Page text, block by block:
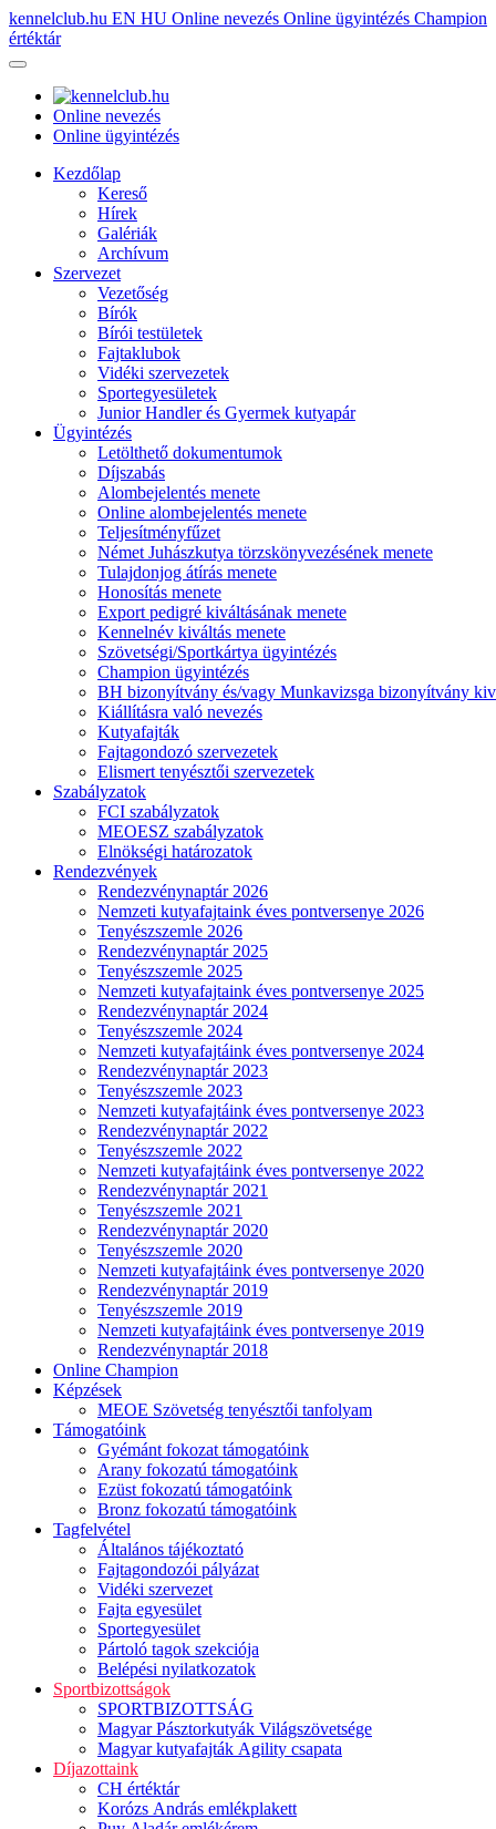
kennelclub.hu EN HU Online nevezés Online ügyintézés Champion
értéktár
Online nevezés
Online ügyintézés
Kezdőlap
Kereső
Hírek
Galériák
Archívum
Szervezet
Vezetőség
Bírók
Bírói testületek
Fajtaklubok
Vidéki szervezetek
Sportegyesületek
Junior Handler és Gyermek kutyapár
Ügyintézés
Letölthető dokumentumok
Díjszabás
Alombejelentés menete
Online alombejelentés menete
Teljesítményfűzet
Német Juhászkutya törzskönyvezésének menete
Tulajdonjog átírás menete
Honosítás menete
Export pedigré kiváltásának menete
Kennelnév kiváltás menete
Szövetségi/Sportkártya ügyintézés
Champion ügyintézés
BH bizonyítvány és/vagy Munkavizsga bizonyítvány
Kiállításra való nevezés
Kutyafajták
Fajtagondozó szervezetek
Elismert tenyésztői szervezetek
Szabályzatok
FCI szabályzatok
MEOESZ szabályzatok
Elnökségi határozatok
Rendezvények
Rendezvénynaptár 2026
Nemzeti kutyafajtaink éves pontversenye 2026
Tenyészszemle 2026
Rendezvénynaptár 2025
Tenyészszemle 2025
Nemzeti kutyafajtaink éves pontversenye 2025
Rendezvénynaptár 2024
Tenyészszemle 2024
Nemzeti kutyafajtáink éves pontversenye 2024
Rendezvénynaptár 2023
Tenyészszemle 2023
Nemzeti kutyafajtáink éves pontversenye 2023
Rendezvénynaptár 2022
Tenyészszemle 2022
Nemzeti kutyafajtáink éves pontversenye 2022
Rendezvénynaptár 2021
Tenyészszemle 2021
Rendezvénynaptár 2020
Tenyészszemle 2020
Nemzeti kutyafajtáink éves pontversenye 2020
Rendezvénynaptár 2019
Tenyészszemle 2019
Nemzeti kutyafajtáink éves pontversenye 2019
Rendezvénynaptár 2018
Online Champion
Képzések
MEOE Szövetség tenyésztői tanfolyam
Támogatóink
Gyémánt fokozat támogatóink
Arany fokozatú támogatóink
Ezüst fokozatú támogatóink
Bronz fokozatú támogatóink
Tagfelvétel
Általános tájékoztató
Fajtagondozói pályázat
Vidéki szervezet
Fajta egyesület
Sportegyesület
Pártoló tagok szekciója
Belépési nyilatkozatok
Sportbizottságok
SPORTBIZOTTSÁG
Magyar Pásztorkutyák Világszövetsége
Magyar kutyafajták Agility csapata
Díjazottaink
CH értéktár
Korózs András emlékplakett